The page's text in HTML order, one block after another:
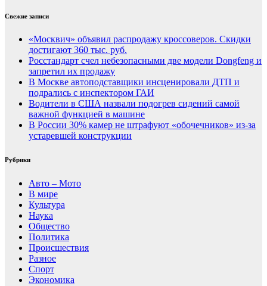
Свежие записи
«Москвич» объявил распродажу кроссоверов. Скидки
достигают 360 тыс. руб.
Росстандарт счел небезопасными две модели Dongfeng и
запретил их продажу
В Москве автоподставщики инсценировали ДТП и
подрались с инспектором ГАИ
Водители в США назвали подогрев сидений самой
важной функцией в машине
В России 30% камер не штрафуют «обочечников» из-за
устаревшей конструкции
Рубрики
Авто – Мото
В мире
Культура
Наука
Общество
Политика
Происшествия
Разное
Спорт
Экономика